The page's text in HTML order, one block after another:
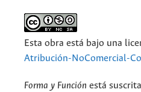
Esta obra está bajo una
Atribución-NoComercial-
Forma y Función está